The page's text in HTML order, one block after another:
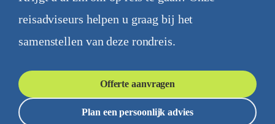
reisadviseurs helpen u graag bij het
samenstellen van deze rondreis.
Offerte aanvragen
Plan een persoonlijk advies